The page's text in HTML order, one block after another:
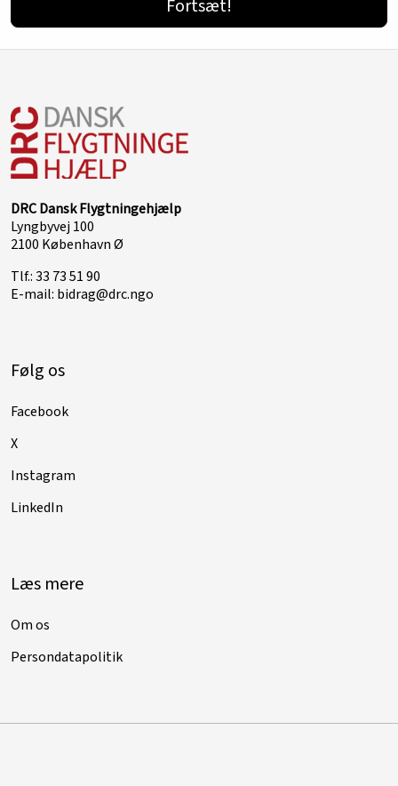
DRC Dansk Flygtningehjælp
Lyngbyvej 100
2100 København Ø
Tlf.: 33 73 51 90
E-mail: bidrag@drc.ngo
Følg os
Facebook
X
Instagram
LinkedIn
Læs mere
Om os
Persondatapolitik